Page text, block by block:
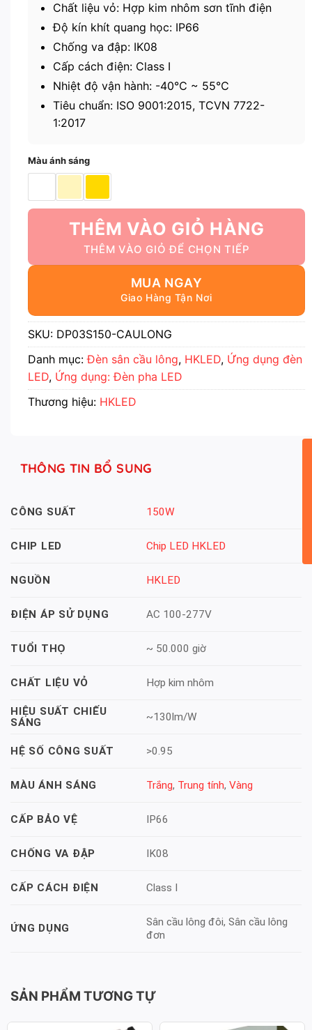
Chất liệu vỏ: Hợp kim nhôm sơn tĩnh điện
Độ kín khít quang học: IP66
Chống va đập: IK08
Cấp cách điện: Class I
Nhiệt độ vận hành: -40℃ ~ 55℃
Tiêu chuẩn: ISO 9001:2015, TCVN 7722-
1:2017
Màu ánh sáng
THÊM VÀO GIỎ HÀNG
MUA NGAY
SKU: DP03S150-CAULONG
Danh mục:Đèn sân cầu lông, HKLED, Ứng dụng đèn
LED, Ứng dụng: Đèn pha LED
Thương hiệu: HKLED
THÔNG TIN BỔ SUNG
CÔNG SUẤT 150W
CHIP LED Chip LED HKLED
NGUỒN HKLED
ĐIỆN ÁP SỬ DỤNG AC 100-277V
TUỔI THỌ ~ 50.000 giờ
CHẤT LIỆU VỎ Hợp kim nhôm
HIỆU SUẤT CHIẾU
SÁNG
~130lm/W
HỆ SỐ CÔNG SUẤT >0.95
MÀU ÁNH SÁNG Trắng, Trung tính, Vàng
CẤP BẢO VỆ IP66
CHỐNG VA ĐẬP IK08
CẤP CÁCH ĐIỆN Class I
ỨNG DỤNG
Sân cầu lông đôi, Sân cầu lông
đơn
SẢN PHẨM TƯƠNG TỰ